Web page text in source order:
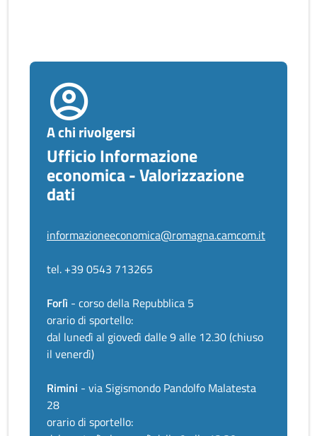
A chi rivolgersi
Ufficio Informazione
economica - Valorizzazione
dati
informazioneeconomica@romagna.camcom.it
tel. +39 0543 713265
Forlì - corso della Repubblica 5
orario di sportello:
dal lunedì al giovedì dalle 9 alle 12.30 (chiuso
il venerdì)
Rimini - via Sigismondo Pandolfo Malatesta
28
orario di sportello: